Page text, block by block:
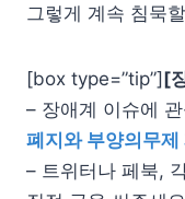
그렇게 계속 침묵
[box type=”tip”] [
– 장애계 이슈에
폐지와 부양의무제
– 트위터나 페북,